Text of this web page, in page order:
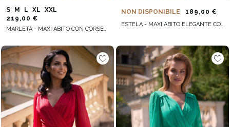
S M L XL
XXL
219,00 €
MARLETA - MAXI ABITO CON CORSETTO E DRAPPEGGIO CON FERRETTO
NON DISPONIBILE 189,00 €
ESTELA - MAXI ABITO ELEGANTE CON SCOLLO A V, CUT-OUT SIMMETRICI E PIEGHETTATURA